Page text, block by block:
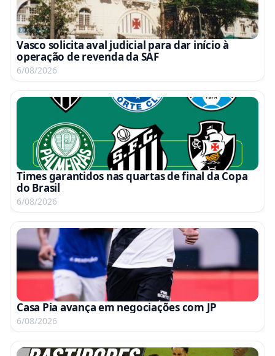
Vasco solicita aval judicial para dar início à
operação de revenda da SAF
6/08/2026
Times garantidos nas quartas de final da Copa
do Brasil
6/08/2026
Casa Pia avança em negociações com JP
6/08/2026